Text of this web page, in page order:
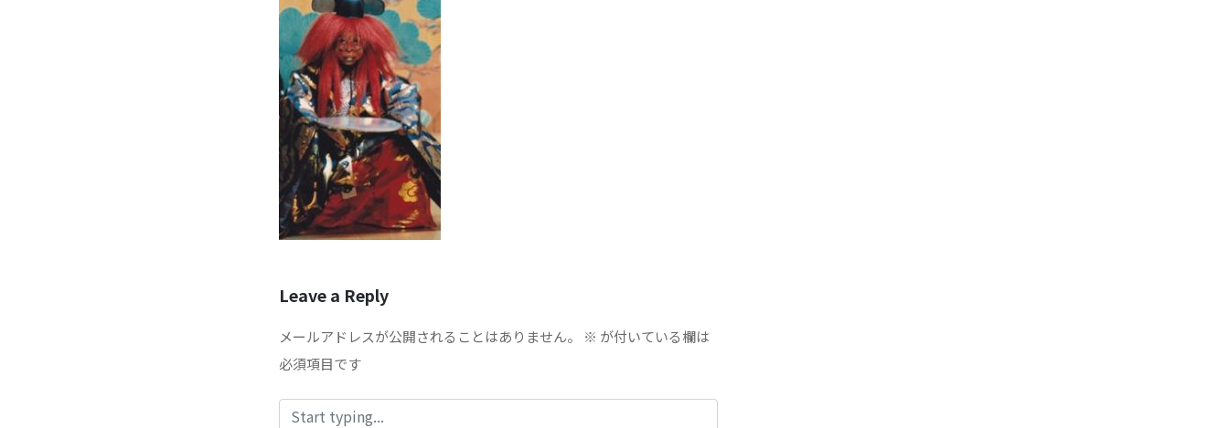
Leave a Reply
メールアドレスが公開されることはありません。 ※ が付いている欄は
必須項目です